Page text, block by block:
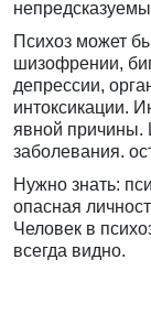
Психоз может
шизофрении,
депрессии,
интоксикации.
явной причины.
заболевания.
Нужно знать:
опасная
Человек в
всегда видно.